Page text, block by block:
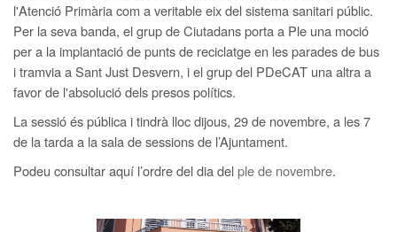
l'Atenció Primària com a veritable eix del sistema sanitari públic.
Per la seva banda, el grup de Ciutadans porta a Ple una moció
per a la implantació de punts de reciclatge en les parades de bus
i tramvia a Sant Just Desvern, i el grup del PDeCAT una altra a
favor de l'absolució dels presos polítics.
La sessió és pública i tindrà lloc dijous, 29 de novembre, a les 7
de la tarda a la sala de sessions de l’Ajuntament.
Podeu consultar aquí l’ordre del dia delple de novembre.